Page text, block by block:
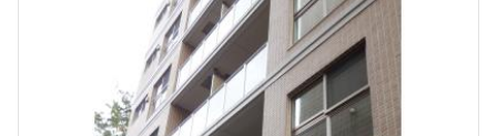
三井の賃貸 駅近
お問合せ